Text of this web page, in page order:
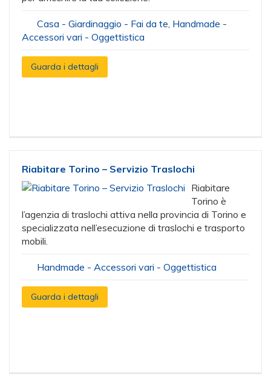
Casa - Giardinaggio - Fai da te, Handmade -
Accessori vari - Oggettistica
Guarda i dettagli
Riabitare Torino – Servizio Traslochi
Riabitare
Torino è
l’agenzia di traslochi attiva nella provincia di Torino e
specializzata nell’esecuzione di traslochi e trasporto
mobili.
Handmade - Accessori vari - Oggettistica
Guarda i dettagli